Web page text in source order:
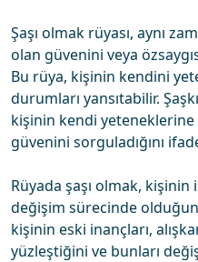
Şaşı olmak rüyası, aynı
olan güvenini veya
Bu rüya, kişinin kendini
durumları yansıtabilir.
kişinin kendi yeteneklerine
güvenini sorguladığını
Rüyada şaşı olmak,
değişim sürecinde
kişinin eski inançları,
yüzleştiğini ve bunları